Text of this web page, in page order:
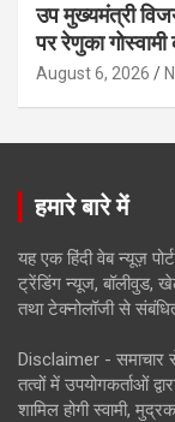
उप मुख्यमंत्री
पर रेणुका गोस्वामी
August 6, 2026
हमारे बारे में
यह एक हिंदी वेब न्यूज़
ट्रेंडिंग न्यूज, बॉलीवुड,
तथा टेक्नोलॉजी से
Disclaimer - समाचार
तत्वों में उपयोगकर्ताओं
शामिल होगी स्वामी,